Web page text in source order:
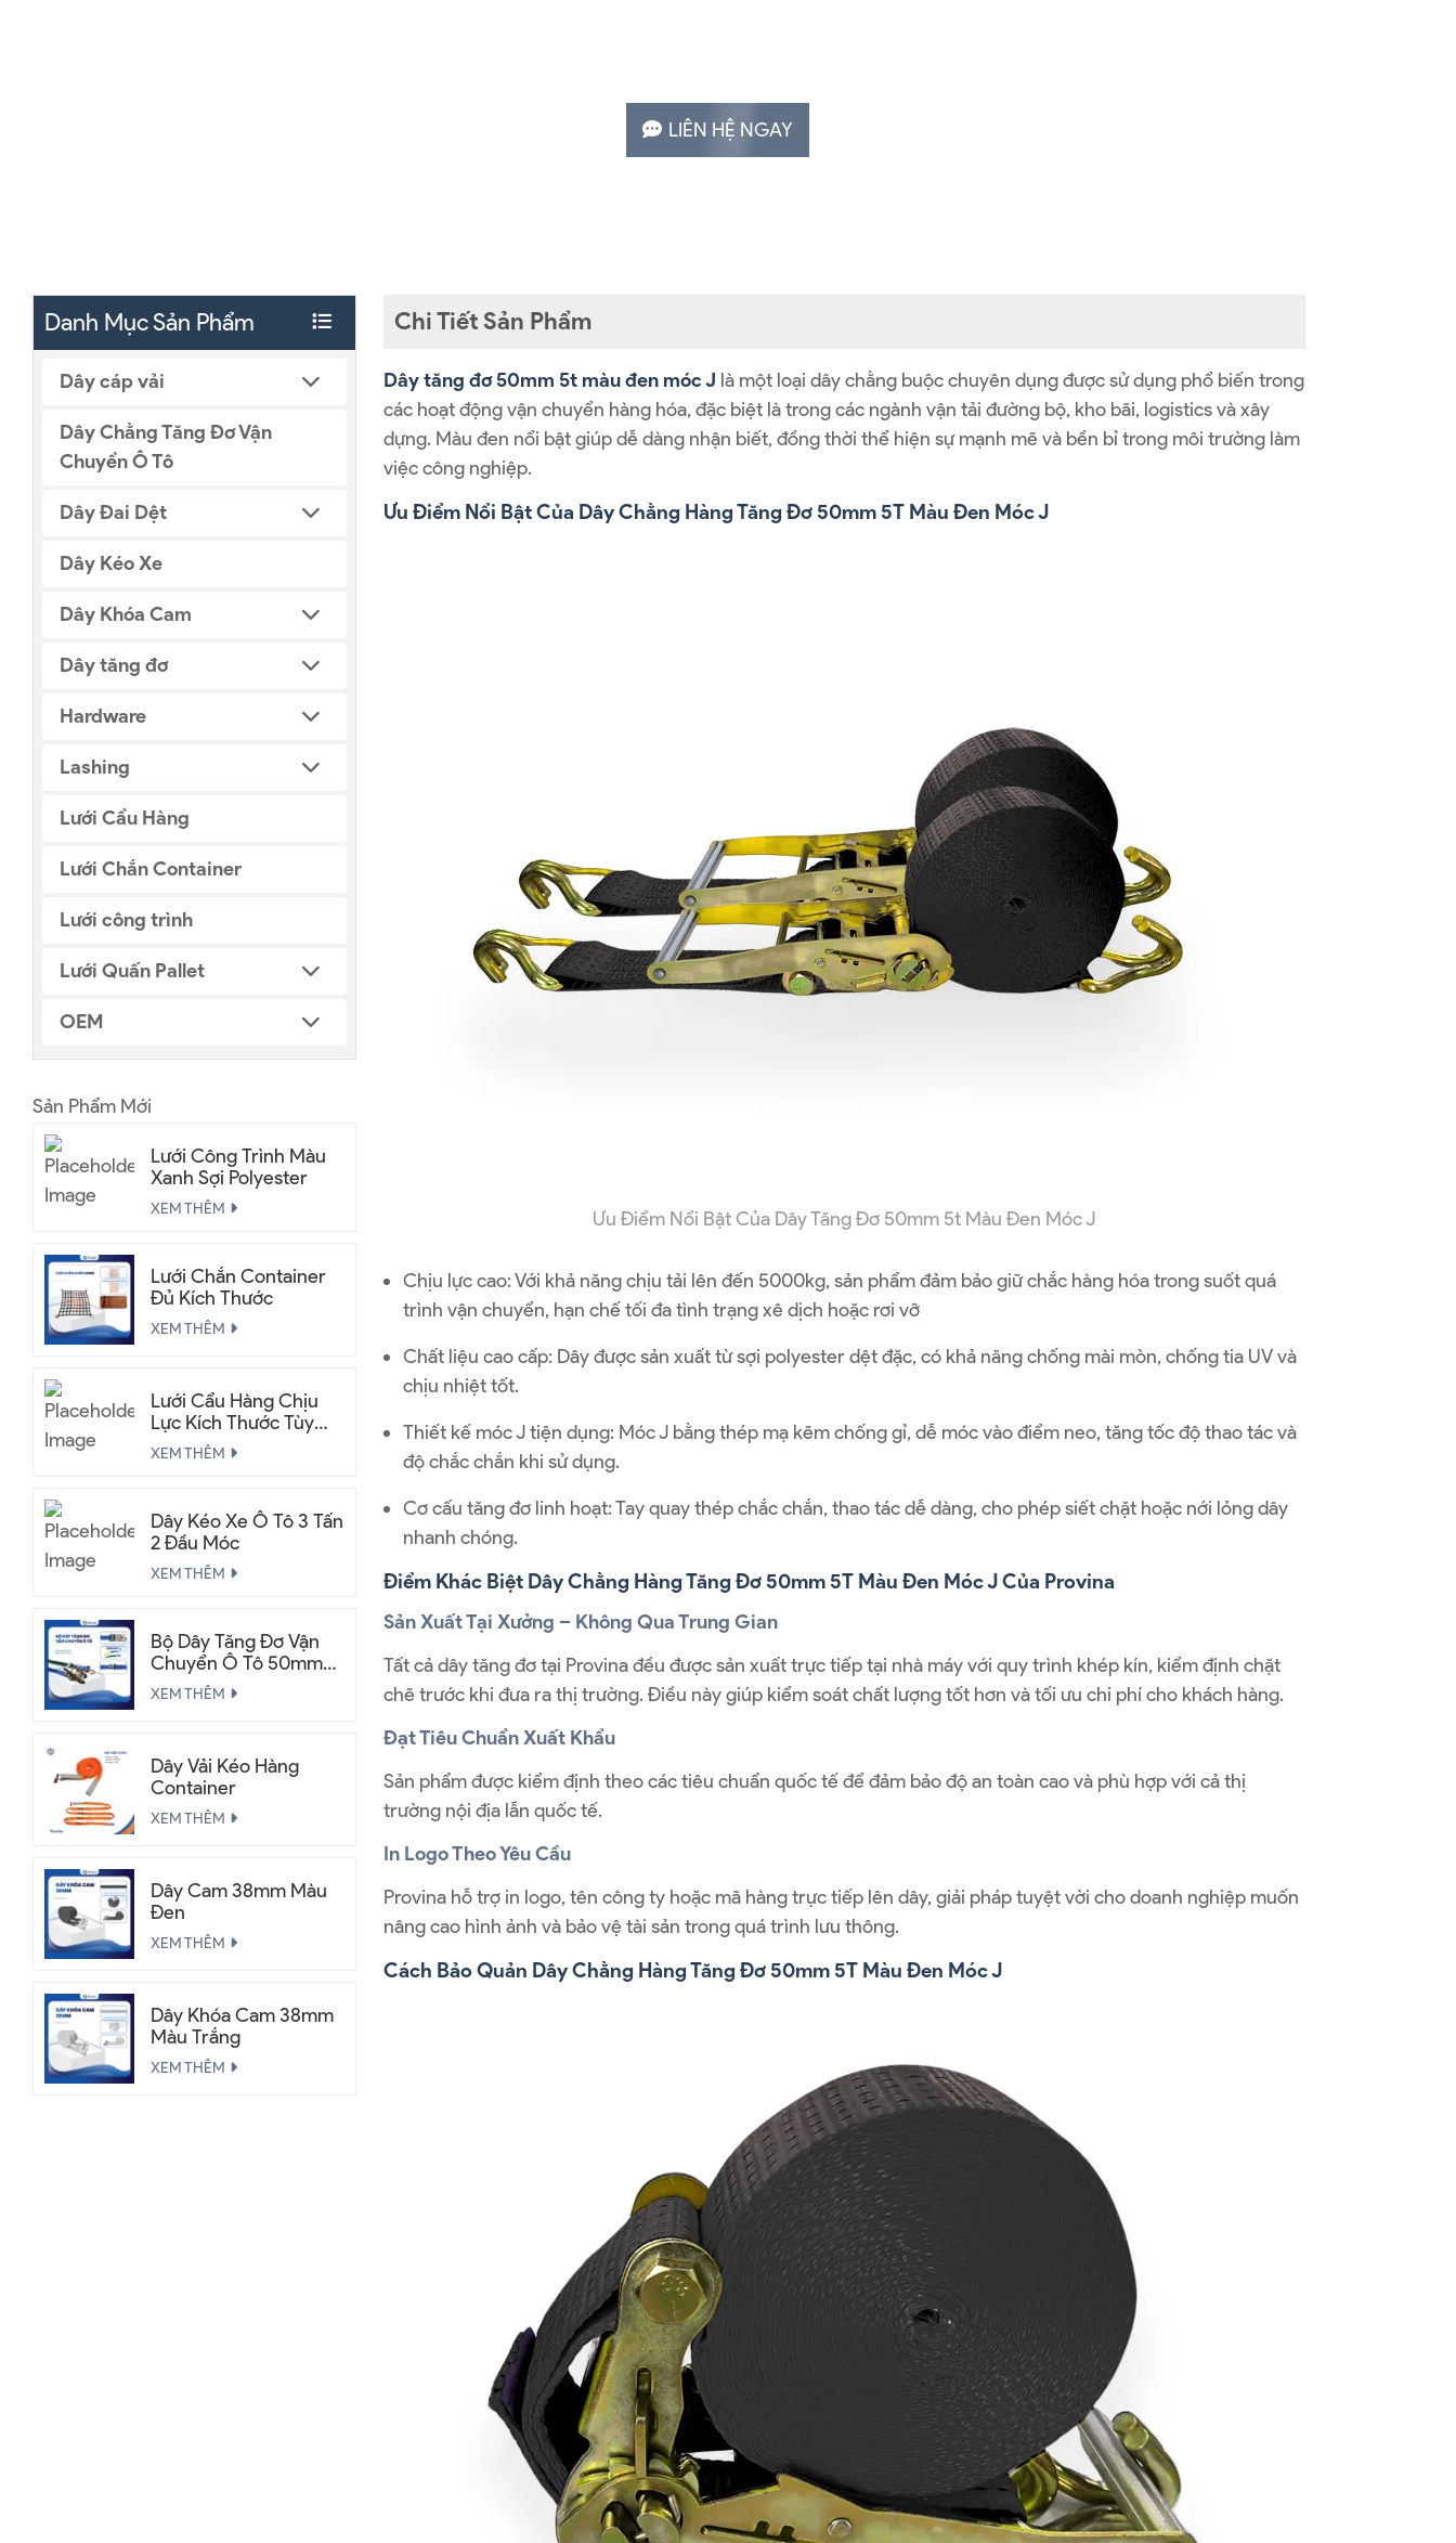
LIÊN HỆ NGAY
Danh Mục Sản Phẩm
Dây cáp vải
Dây Chằng Tăng Đơ Vận
Chuyển Ô Tô
Dây Đai Dệt
Dây Kéo Xe
Dây Khóa Cam
Dây tăng đơ
Hardware
Lashing
Lưới Cẩu Hàng
Lưới Chắn Container
Lưới công trình
Lưới Quấn Pallet
OEM
Sản Phẩm Mới
Lưới Công Trình Màu
Xanh Sợi Polyester
XEM THÊM
Lưới Chắn Container
Đủ Kích Thước
XEM THÊM
Lưới Cẩu Hàng Chịu
Lực Kích Thước Tùy
Chỉnh
XEM THÊM
Dây Kéo Xe Ô Tô 3 Tấn
2 Đầu Móc
XEM THÊM
Bộ Dây Tăng Đơ Vận
Chuyển Ô Tô 50mm
2.5 Tấn
XEM THÊM
Dây Vải Kéo Hàng
Container
XEM THÊM
Dây Cam 38mm Màu
Đen
XEM THÊM
Dây Khóa Cam 38mm
Màu Trắng
XEM THÊM
Chi Tiết Sản Phẩm
Dây tăng đơ 50mm 5t màu đen móc J là một loại dây chằng buộc chuyên dụng được sử dụng phổ biến trong
các hoạt động vận chuyển hàng hóa, đặc biệt là trong các ngành vận tải đường bộ, kho bãi, logistics và xây
dựng. Màu đen nổi bật giúp dễ dàng nhận biết, đồng thời thể hiện sự mạnh mẽ và bền bỉ trong môi trường làm
việc công nghiệp.
Ưu Điểm Nổi Bật Của Dây Chằng Hàng Tăng Đơ 50mm 5T Màu Đen Móc J
Ưu Điểm Nổi Bật Của Dây Tăng Đơ 50mm 5t Màu Đen Móc J
Chịu lực cao: Với khả năng chịu tải lên đến 5000kg, sản phẩm đảm bảo giữ chắc hàng hóa trong suốt quá
trình vận chuyển, hạn chế tối đa tình trạng xê dịch hoặc rơi vỡ
Chất liệu cao cấp: Dây được sản xuất từ sợi polyester dệt đặc, có khả năng chống mài mòn, chống tia UV và
chịu nhiệt tốt.
Thiết kế móc J tiện dụng: Móc J bằng thép mạ kẽm chống gỉ, dễ móc vào điểm neo, tăng tốc độ thao tác và
độ chắc chắn khi sử dụng.
Cơ cấu tăng đơ linh hoạt: Tay quay thép chắc chắn, thao tác dễ dàng, cho phép siết chặt hoặc nới lỏng dây
nhanh chóng.
Điểm Khác Biệt Dây Chằng Hàng Tăng Đơ 50mm 5T Màu Đen Móc J Của Provina
Sản Xuất Tại Xưởng – Không Qua Trung Gian
Tất cả dây tăng đơ tại Provina đều được sản xuất trực tiếp tại nhà máy với quy trình khép kín, kiểm định chặt
chẽ trước khi đưa ra thị trường. Điều này giúp kiểm soát chất lượng tốt hơn và tối ưu chi phí cho khách hàng.
Đạt Tiêu Chuẩn Xuất Khẩu
Sản phẩm được kiểm định theo các tiêu chuẩn quốc tế để đảm bảo độ an toàn cao và phù hợp với cả thị
trường nội địa lẫn quốc tế.
In Logo Theo Yêu Cầu
Provina hỗ trợ in logo, tên công ty hoặc mã hàng trực tiếp lên dây, giải pháp tuyệt vời cho doanh nghiệp muốn
nâng cao hình ảnh và bảo vệ tài sản trong quá trình lưu thông.
Cách Bảo Quản Dây Chằng Hàng Tăng Đơ 50mm 5T Màu Đen Móc J